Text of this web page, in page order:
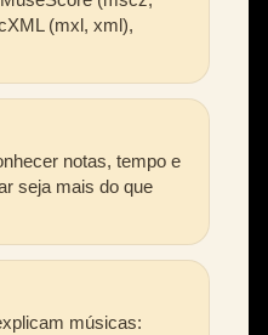
(mxl, xml),
notas, tempo e
seja mais do que
músicas: